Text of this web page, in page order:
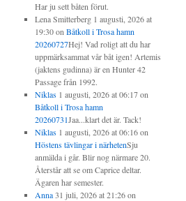
Har ju sett båten förut.
Lena Smitterberg1 augusti, 2026 at
19:30on Båtkoll i Trosa hamn
20260727Hej! Vad roligt att du har
uppmärksammat vår båt igen! Artemis
(jaktens gudinna) är en Hunter 42
Passage från 1992.
Niklas1 augusti, 2026 at 06:17on
Båtkoll i Trosa hamn
20260731Jaa...klart det är. Tack!
Niklas1 augusti, 2026 at 06:16on
Höstens tävlingar i närhetenSju
anmälda i går. Blir nog närmare 20.
Återstår att se om Caprice deltar.
Ägaren har semester.
Anna31 juli, 2026 at 21:26on